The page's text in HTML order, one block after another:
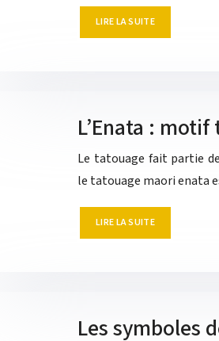
LIRE LA SUITE
L’Enata :
Le tatouage fait partie
le tatouage maori enata
LIRE LA SUITE
Les symboles